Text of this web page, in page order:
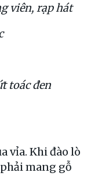
viên, rạp hát
toác đen
vỉa. Khi đào lò
mang gỗ